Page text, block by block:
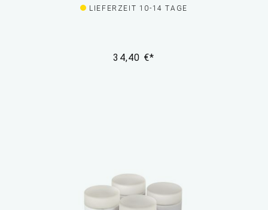
LIEFERZEIT 10-14 TAGE
34,40 €*